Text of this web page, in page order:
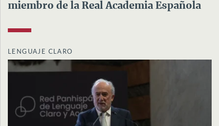
miembro de la Real Academia Española
LENGUAJE CLARO